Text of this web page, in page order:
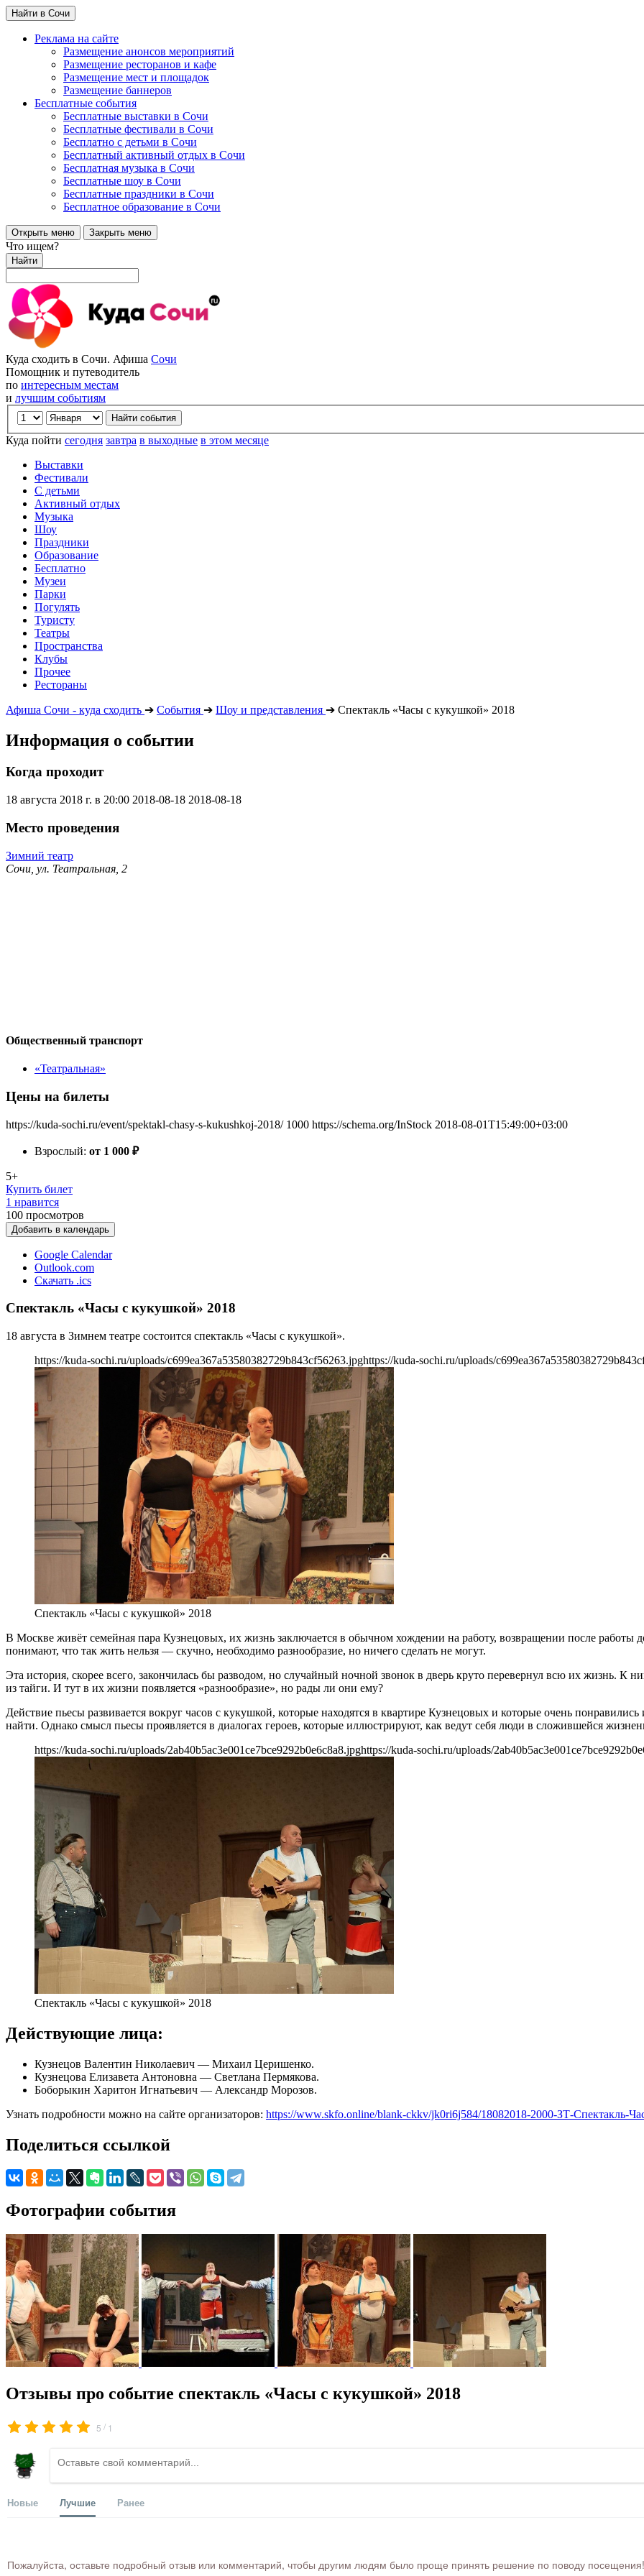
Найти в Сочи
Реклама на сайте
Размещение анонсов мероприятий
Размещение ресторанов и кафе
Размещение мест и площадок
Размещение баннеров
Бесплатные события
Бесплатные выставки в Сочи
Бесплатные фестивали в Сочи
Бесплатно с детьми в Сочи
Бесплатный активный отдых в Сочи
Бесплатная музыка в Сочи
Бесплатные шоу в Сочи
Бесплатные праздники в Сочи
Бесплатное образование в Сочи
Открыть меню Закрыть меню
Что ищем?
Найти
Куда сходить в Сочи. Афиша Сочи
Помощник и путеводитель
по интересным местам
и лучшим событиям
Куда пойти сегодня завтра в выходные в этом месяце
Выставки
Фестивали
С детьми
Активный отдых
Музыка
Шоу
Праздники
Образование
Бесплатно
Музеи
Парки
Погулять
Туристу
Театры
Пространства
Клубы
Прочее
Рестораны
Афиша Сочи - куда сходить ➔ События ➔ Шоу и представления ➔ Спектакль «Часы с кукушкой» 2018
Информация о событии
Когда проходит
18 августа 2018 г. в 20:00 2018-08-18 2018-08-18
Место проведения
Зимний театр
Сочи, ул. Театральная, 2
Общественный транспорт
«Театральная»
Цены на билеты
https://kuda-sochi.ru/event/spektakl-chasy-s-kukushkoj-2018/ 1000 https://schema.org/InStock 2018-08-01T15:49:00+03:00
Взрослый: от 1 000 ₽
5+
Купить билет
1 нравится
100 просмотров
Добавить в календарь
Google Calendar
Outlook.com
Скачать .ics
Спектакль «Часы с кукушкой» 2018
18 августа в Зимнем театре состоится спектакль «Часы с кукушкой».
https://kuda-sochi.ru/uploads/c699ea367a53580382729b843cf56263.jpghttps://kuda-sochi.ru/uploads/
Спектакль «Часы с кукушкой» 2018
В Москве живёт семейная пара Кузнецовых, их жизнь заключается в обычном хождении на работу, возвращении после
понимают, что так жить нельзя — скучно, необходимо разнообразие, но ничего сделать не могут.
Эта история, скорее всего, закончилась бы разводом, но случайный ночной звонок в дверь круто перевернул всю их жизнь.
из тайги. И тут в их жизни появляется «разнообразие», но рады ли они ему?
Действие пьесы развивается вокруг часов с кукушкой, которые находятся в квартире Кузнецовых и которые очень
найти. Однако смысл пьесы проявляется в диалогах героев, которые иллюстрируют, как ведут себя люди в сложившейся
https://kuda-sochi.ru/uploads/2ab40b5ac3e001ce7bce9292b0e6c8a8.jpghttps://kuda-sochi.ru/uploads/
Спектакль «Часы с кукушкой» 2018
Действующие лица:
Кузнецов Валентин Николаевич — Михаил Церишенко.
Кузнецова Елизавета Антоновна — Светлана Пермякова.
Боборыкин Харитон Игнатьевич — Александр Морозов.
Узнать подробности можно на сайте организаторов: https://www.skfo.online/blank-ckkv/jk0ri6j584/18082018-2000-ЗТ-Спектакль-
Поделиться ссылкой
Фотографии события
Отзывы про событие спектакль «Часы с кукушкой» 2018
5 / 1
Новые Лучшие Ранее
Пожалуйста, оставьте подробный отзыв или комментарий, чтобы другим людям было проще принять решение по поводу посещения!